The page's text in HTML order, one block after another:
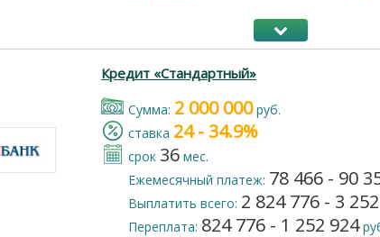
Кредит «Стандартный»
Cумма: 2 000 000руб.
cтавка 24 - 34.9%
срок 36 мес.
Ежемесячный платеж: 78 466 - 90
Выплатить всего: 2 824 776 - 3
Переплата: 824 776 - 1 252 924